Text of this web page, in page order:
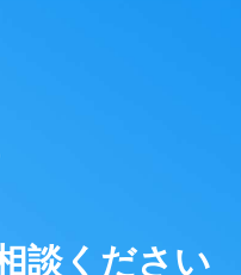
談ください